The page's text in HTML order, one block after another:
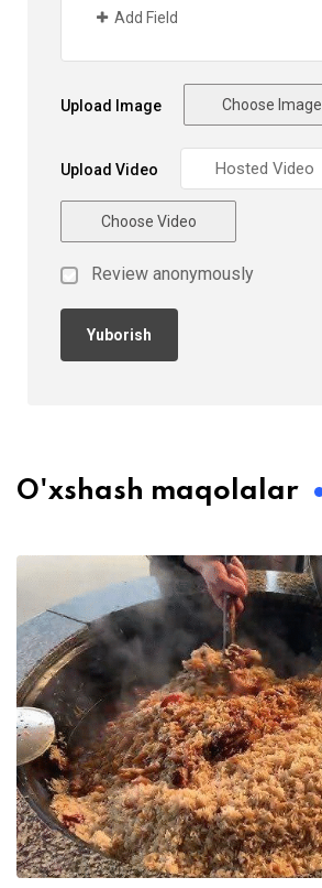
Add Field
Upload Image Choose Image
Upload Video
Choose Video
Review anonymously
O'xshash maqolalar